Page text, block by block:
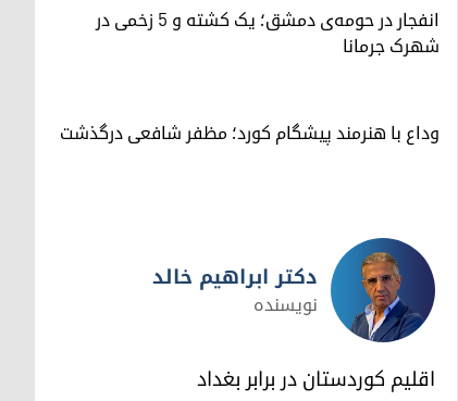
انفجار در حومه‌ی دمشق؛ یک کشته و ۵ زخمی در
شهرک جرمانا
وداع با هنرمند پیشگام کورد؛ مظفر شافعی درگذشت
دکتر ابراهیم خالد
دکتر ابراهیم خالد
نویسنده
اقلیم کوردستان در برابر بغداد